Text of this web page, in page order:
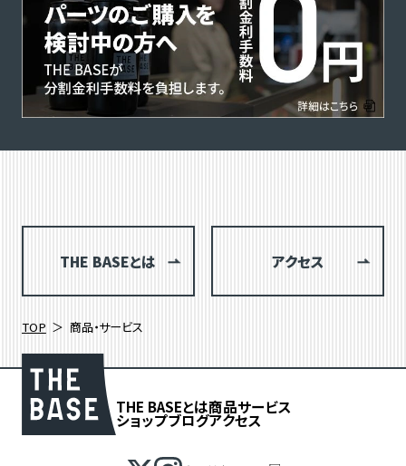
THE BASEとは アクセス
TOP 商品・サービス
THE BASEとは商品サービス
ショップブログアクセス